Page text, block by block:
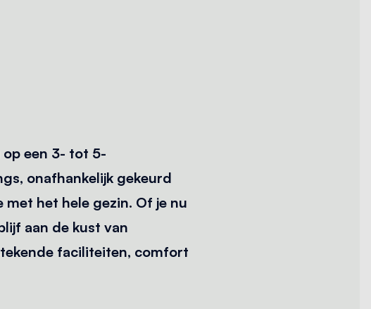
een 3- tot 5-
onafhankelijk gekeurd
het hele gezin. Of je nu
aan de kust van
faciliteiten, comfort